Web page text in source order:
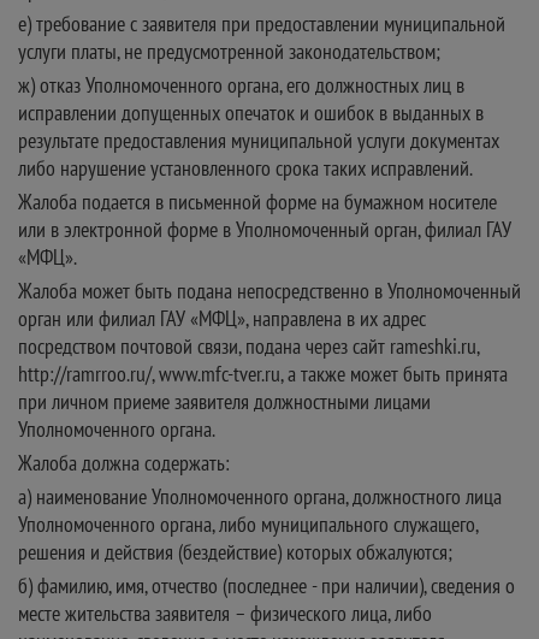
е) требование с заявителя при предоставлении муниципальной
услуги платы, не предусмотренной законодательством;
ж) отказ Уполномоченного органа, его должностных лиц в
исправлении допущенных опечаток и ошибок в выданных в
результате предоставления муниципальной услуги документах
либо нарушение установленного срока таких исправлений.
Жалоба подается в письменной форме на бумажном носителе
или в электронной форме в Уполномоченный орган, филиал ГАУ
«МФЦ».
Жалоба может быть подана непосредственно в Уполномоченный
орган или филиал ГАУ «МФЦ», направлена в их адрес
посредством почтовой связи, подана через сайт rameshki.ru,
http://ramrroo.ru/, www.mfc-tver.ru, а также может быть принята
при личном приеме заявителя должностными лицами
Уполномоченного органа.
Жалоба должна содержать:
а) наименование Уполномоченного органа, должностного лица
Уполномоченного органа, либо муниципального служащего,
решения и действия (бездействие) которых обжалуются;
б) фамилию, имя, отчество (последнее - при наличии), сведения о
месте жительства заявителя – физического лица, либо